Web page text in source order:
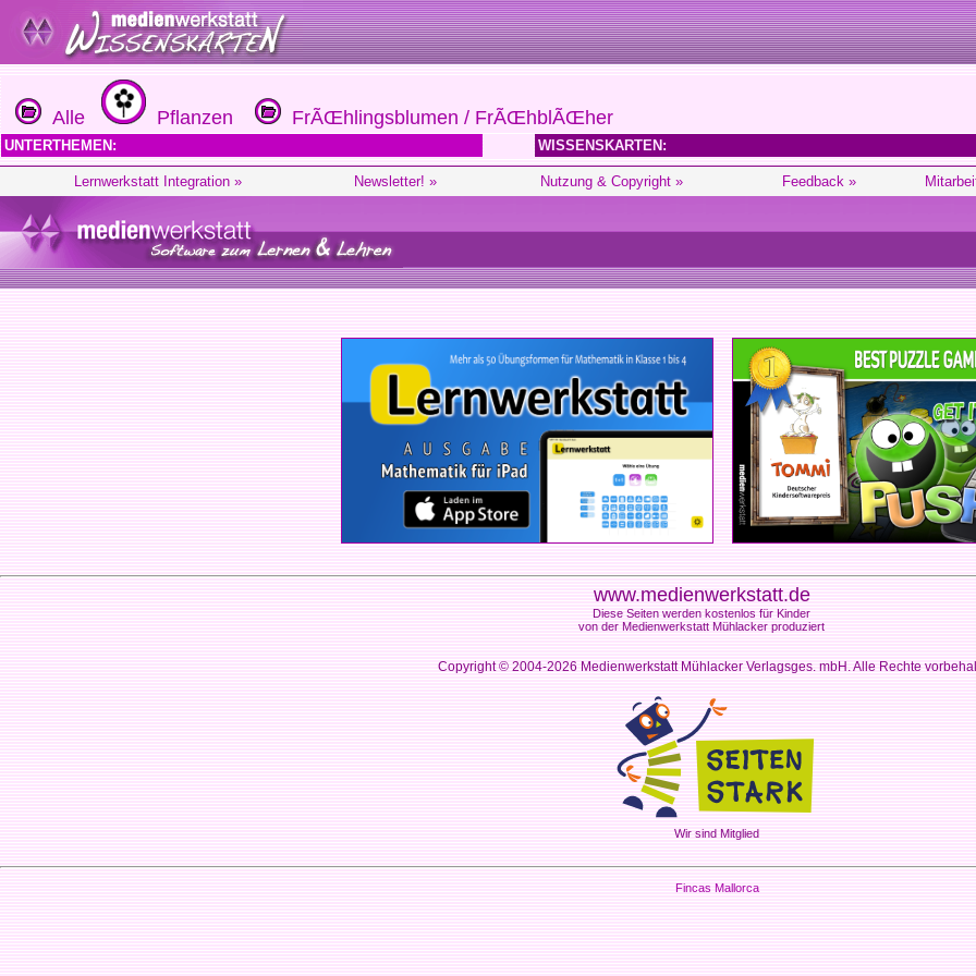
Alle Pflanzen FrÃŒhlingsblumen / FrÃŒhblÃŒher
UNTERTHEMEN: WISSENSKARTEN:
Lernwerkstatt Integration » Newsletter! » Nutzung & Copyright » Feedback »
www.medienwerkstatt.de
Diese Seiten werden kostenlos für Kinder
von der Medienwerkstatt Mühlacker produziert
Copyright © 2004-2026Medienwerkstatt Mühlacker Verlagsges. mbH. Alle Rechte
Wir sind Mitglied
Fincas Mallorca